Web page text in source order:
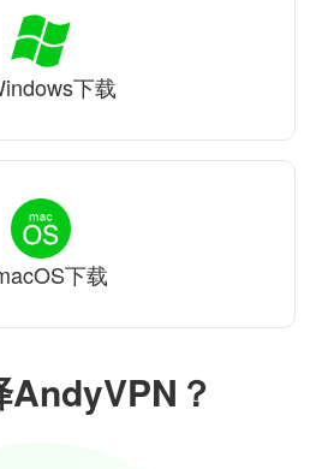
AndyVPN？
下载
下载